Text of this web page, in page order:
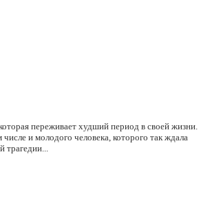
переживает худший период в своей жизни.
и молодого человека, которого так ждала